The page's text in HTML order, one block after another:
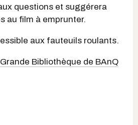
questions et suggérera
au film à emprunter.
aux fauteuils roulants.
Bibliothèque de BAnQ